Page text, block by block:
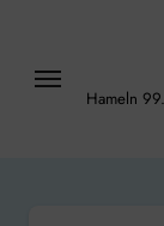
content
Hameln